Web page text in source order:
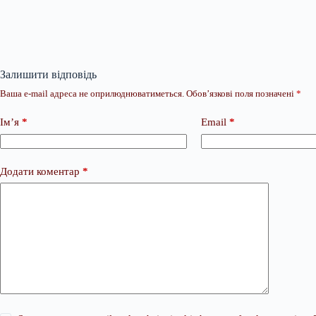
Залишити відповідь
Ваша e-mail адреса не оприлюднюватиметься. Обов’язкові поля позначені *
Ім’я * Email *
Додати коментар *